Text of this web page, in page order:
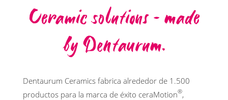
Ceramic solutions – made
by Dentaurum.
Dentaurum Ceramics fabrica alrededor de 1.500
productos para la marca de éxito ceraMotion®,